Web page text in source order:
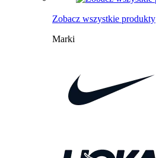
Zobacz wszystkie produkty
Marki